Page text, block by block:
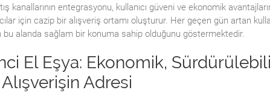
kanallarının entegrasyonu, kullanıcı güveni ve ekonomik
için cazip bir alışveriş ortamı oluşturur. Her geçen gün artan
bu alanda sağlam bir konuma sahip olduğunu göstermektedir.
El Eşya: Ekonomik,
Adresi